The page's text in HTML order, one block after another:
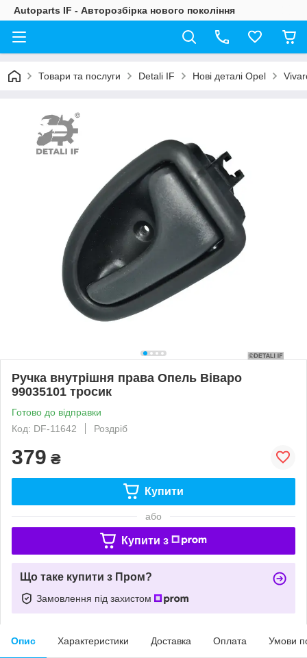
Autoparts IF - Авторозбірка нового покоління
Товари та послуги Detali IF Нові деталі Opel
Ручка внутрішня права Опель Віваро
99035101 тросик
Готово до відправки
Код: DF-11642
Роздріб
379 ₴
Купити
або
Купити з
Що таке купити з Пром?
Замовлення під захистом
Опис Характеристики Доставка Оплата Умови